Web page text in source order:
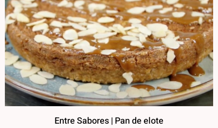
Entre Sabores | Pan de elote